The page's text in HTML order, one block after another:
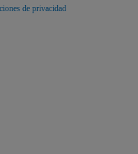
de privacidad